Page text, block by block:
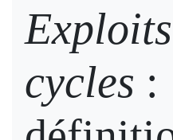
cycles :